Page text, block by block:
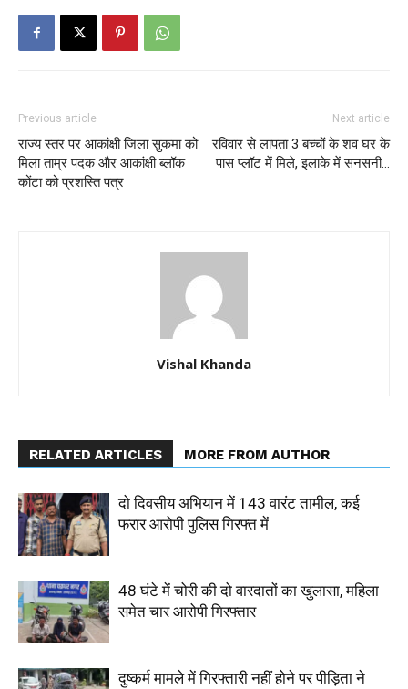
Previous article
राज्य स्तर पर आकांक्षी जिला सुकमा को
मिला ताम्र पदक और आकांक्षी ब्लॉक
कोंटा को प्रशस्ति पत्र
Next article
रविवार से लापता 3 बच्चों के शव घर के
पास प्लॉट में मिले, इलाके में सनसनी…
Vishal Khanda
RELATED ARTICLES MORE FROM AUTHOR
दो दिवसीय अभियान में 143 वारंट तामील, कई
फरार आरोपी पुलिस गिरफ्त में
48 घंटे में चोरी की दो वारदातों का खुलासा, महिला
समेत चार आरोपी गिरफ्तार
दुष्कर्म मामले में गिरफ्तारी नहीं होने पर पीड़िता ने